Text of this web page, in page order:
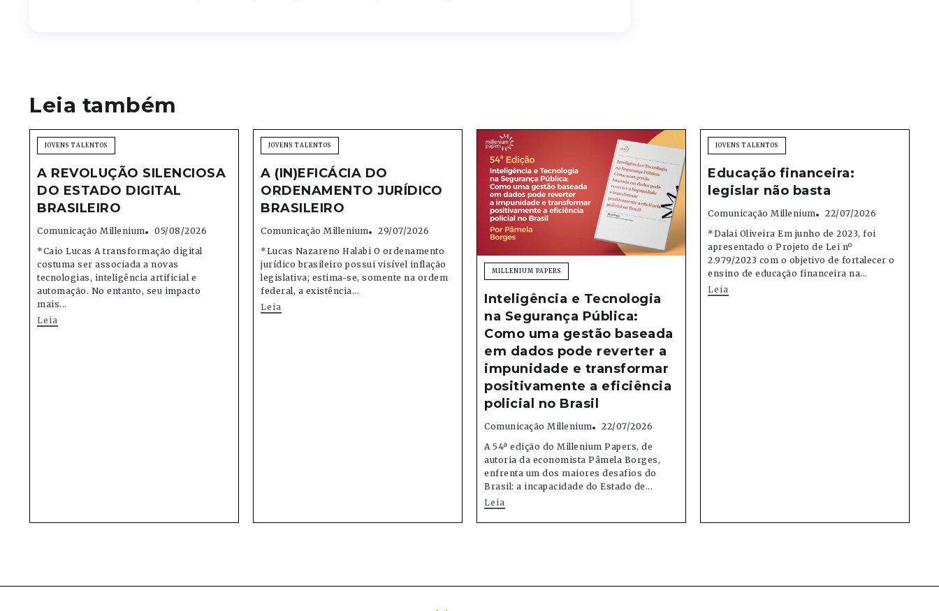
Leia também
JOVENS TALENTOS
A REVOLUÇÃO SILENCIOSA
DO ESTADO DIGITAL
BRASILEIRO
Comunicação Millenium
05/08/2026
*Caio Lucas A transformação digital
costuma ser associada a novas
tecnologias, inteligência artificial e
automação. No entanto, seu impacto
mais...
Leia
JOVENS TALENTOS
A (IN)EFICÁCIA DO
ORDENAMENTO JURÍDICO
BRASILEIRO
Comunicação Millenium
29/07/2026
*Lucas Nazareno Halabi O ordenamento
jurídico brasileiro possui visível inflação
legislativa; estima-se, somente na ordem
federal, a existência...
Leia
MILLENIUM PAPERS
Inteligência e Tecnologia
na Segurança Pública:
Como uma gestão baseada
em dados pode reverter a
impunidade e transformar
positivamente a eficiência
policial no Brasil
Comunicação Millenium
22/07/2026
A 54ª edição do Millenium Papers, de
autoria da economista Pâmela Borges,
enfrenta um dos maiores desafios do
Brasil: a incapacidade do Estado de...
Leia
JOVENS TALENTOS
Educação financeira:
legislar não basta
Comunicação Millenium
22/07/2026
*Dalai Oliveira Em junho de 2023, foi
apresentado o Projeto de Lei nº
2.979/2023 com o objetivo de fortalecer o
ensino de educação financeira na...
Leia